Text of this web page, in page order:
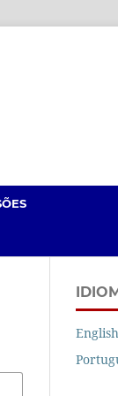
English